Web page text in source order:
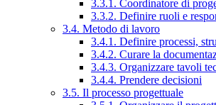
3.3.1. Coordinatore di
3.3.2. Definire ruoli e
3.4. Metodo di lavoro
3.4.1. Definire processi,
3.4.2. Curare la
3.4.3. Organizzare tavoli
3.4.4. Prendere decisioni
3.5. Il processo progettuale